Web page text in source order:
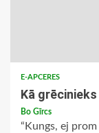
E-APCERES
Kā
Bo Gīrcs
“Kungs, ej